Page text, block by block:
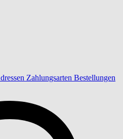
Zahlungsarten Bestellungen